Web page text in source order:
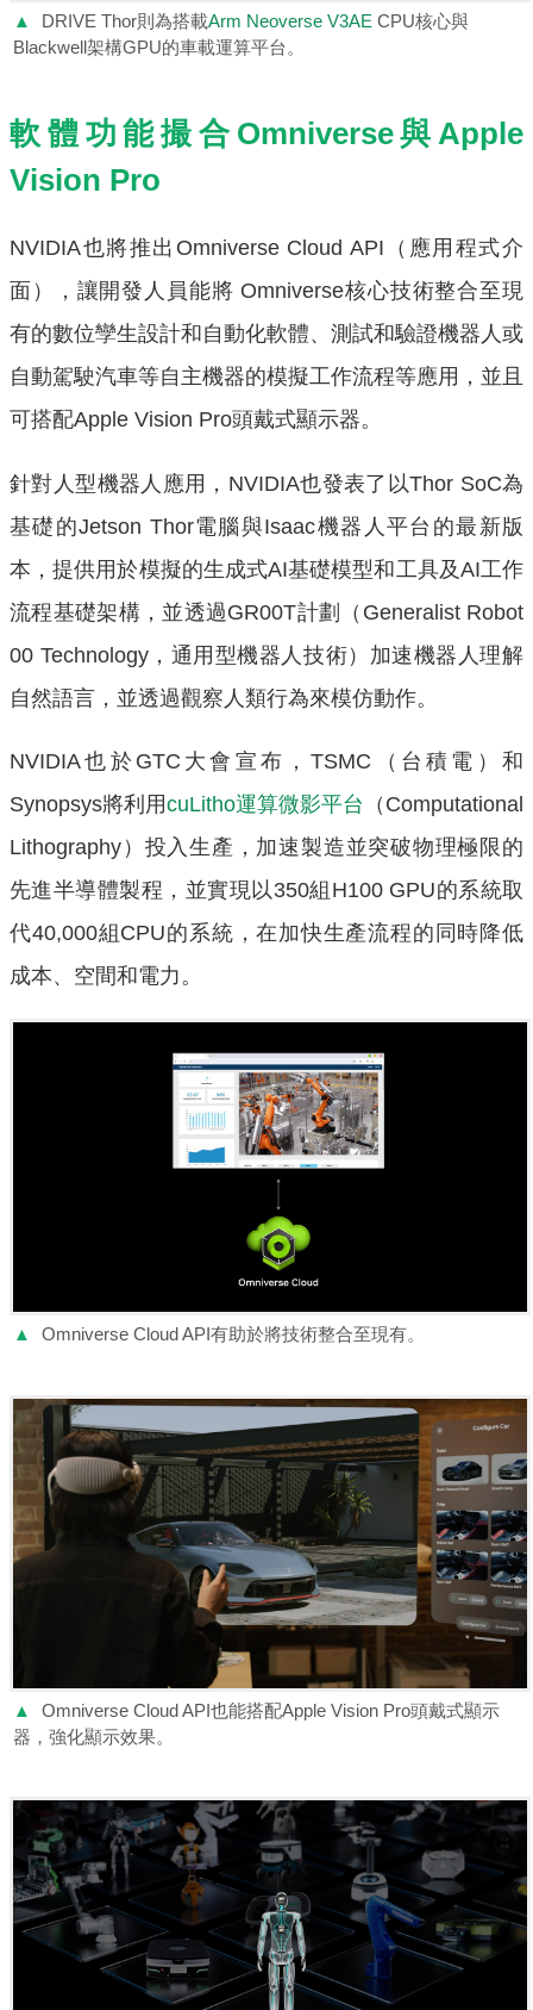
▲ DRIVE Thor則為搭載Arm Neoverse V3AE CPU核心與
Blackwell架構GPU的車載運算平台。
軟體功能撮合Omniverse與Apple
Vision Pro
NVIDIA也將推出Omniverse Cloud API（應用程式介
面），讓開發人員能將 Omniverse核心技術整合至現
有的數位孿生設計和自動化軟體、測試和驗證機器人或
自動駕駛汽車等自主機器的模擬工作流程等應用，並且
可搭配Apple Vision Pro頭戴式顯示器。
針對人型機器人應用，NVIDIA也發表了以Thor SoC為
基礎的Jetson Thor電腦與Isaac機器人平台的最新版
本，提供用於模擬的生成式AI基礎模型和工具及AI工作
流程基礎架構，並透過GR00T計劃（Generalist Robot
00 Technology，通用型機器人技術）加速機器人理解
自然語言，並透過觀察人類行為來模仿動作。
NVIDIA也於GTC大會宣布，TSMC（台積電）和
Synopsys將利用cuLitho運算微影平台 （Computational
Lithography）投入生產，加速製造並突破物理極限的
先進半導體製程，並實現以350組H100 GPU的系統取
代40,000組CPU的系統，在加快生產流程的同時降低
成本、空間和電力。
▲ Omniverse Cloud API有助於將技術整合至現有。
▲
Omniverse Cloud API也能搭配Apple Vision Pro頭戴式顯示
器，強化顯示效果。